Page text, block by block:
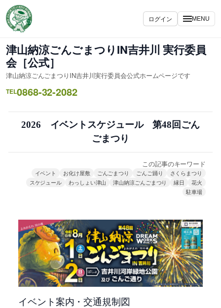
容
を
ス
キ
ッ
プ
ログイン MENU
津山納涼ごんごまつりIN吉井川 実行委員
会［公式］
津山納涼ごんごまつりIN吉井川実行委員会公式ホームページです
TEL0868-32-2082
2026 イベントスケジュール 第48回ごん
ごまつり
この記事のキーワード
イベント お化け屋敷 ごんごまつり ごんご踊り
さくらまつり
スケジュール
わっしょい津山 津山納涼ごんごまつり 縁日
花火
駐車場
イベント案内・交通規制図